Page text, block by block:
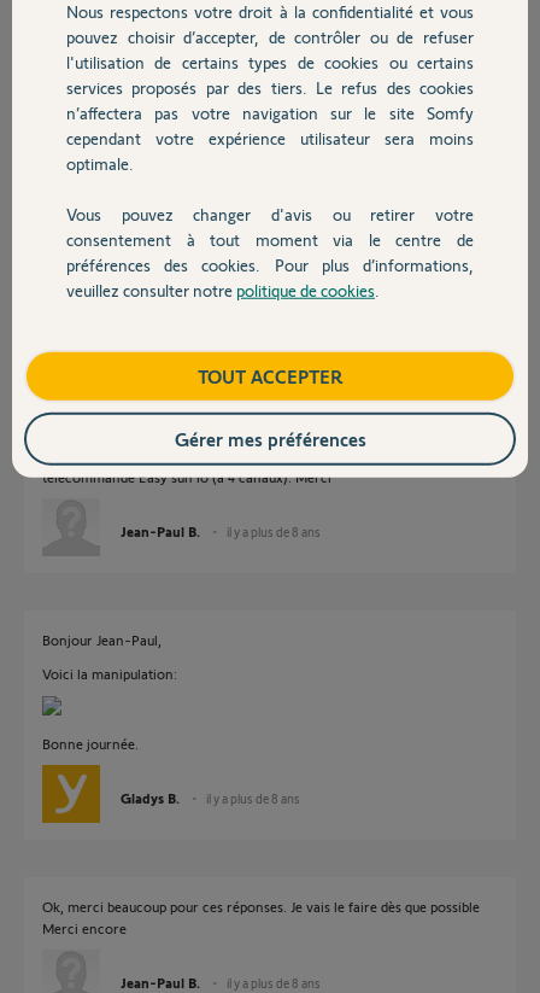
Chauffage
Autres produits
Devis avec un pro
Contact
Réponses
Bonjour
pilotant séparément pour pouvoir les programmer seuls.
Philippe H. il y a plus de 8 ans
Bonjour, Philippe me dit "oui vous pouvez par contre il faut que vous
programmer seuls."
Ok, mais est ce que cette télécommande dont vous parlez est le boîtier
smoove qui pilote chaque volet séparément ? car je n'ai que 1 seule
télécommande Easy sun io (à 4 canaux). Merci
Jean-Paul B. il y a plus de 8 ans
Bonjour Jean-Paul,
Voici la manipulation:
Bonne journée.
Gladys B. il y a plus de 8 ans
Ok, merci beaucoup pour ces réponses. Je vais le faire dès que possible
Merci encore
Jean-Paul B. il y a plus de 8 ans
Nous respectons votre droit à la confidentialité et vous
pouvez choisir d’accepter, de contrôler ou de refuser
l'utilisation de certains types de cookies ou certains
services proposés par des tiers. Le refus des cookies
n’affectera pas votre navigation sur le site Somfy
cependant votre expérience utilisateur sera moins
optimale.
Vous pouvez changer d'avis ou retirer votre
consentement à tout moment via le centre de
préférences des cookies. Pour plus d’informations,
veuillez consulter notre politique de cookies
TOUT ACCEPTER
Gérer mes préférences